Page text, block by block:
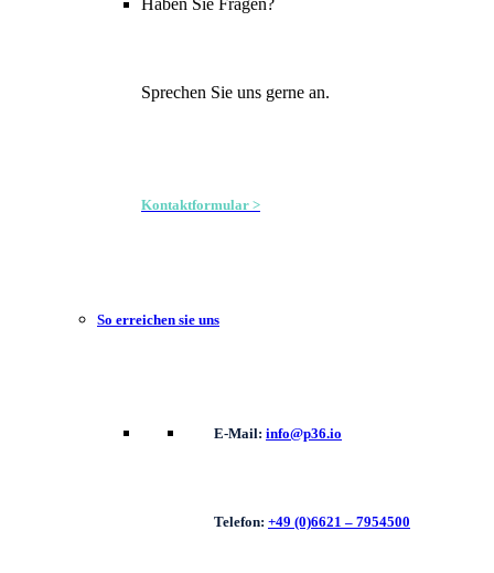
Haben Sie Fragen?
Sprechen Sie uns gerne an.
Kontaktformular >
So erreichen sie uns
E-Mail: info@p36.io
Telefon: +49 (0)6621 – 7954500